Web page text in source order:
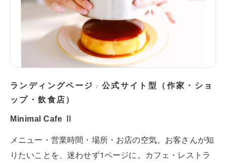
ランディングページ / 公式サイト型（作家・ショ
ップ・飲食店）
Minimal Cafe Ⅱ
メニュー・営業時間・場所・お店の空気。お客さんが知
りたいことを、迷わせず1ページに。カフェ・レストラ